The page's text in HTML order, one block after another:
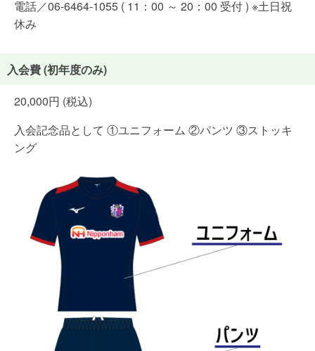
電話／06-6464-1055 ( 11：00 ～ 20：00 受付 ) ※土日祝
休み
入会費 (初年度のみ)
20,000円 (税込)
入会記念品として ①ユニフォーム ②パンツ ③ストッキ
ング